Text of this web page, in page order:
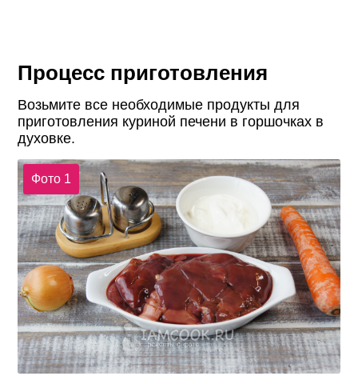
Процесс приготовления
Возьмите все необходимые продукты для
приготовления куриной печени в горшочках в
духовке.
Фото 1